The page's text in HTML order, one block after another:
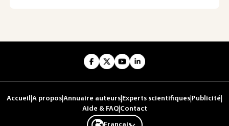
Accueil A propos Annuaire auteurs Experts scientifiques Publicité
Aide & FAQ| Contact